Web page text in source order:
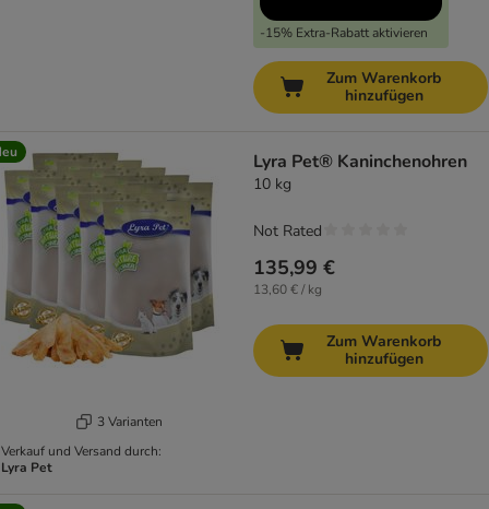
-15% Extra-Rabatt aktivieren
Zum Warenkorb
hinzufügen
3 Varianten
Verkauf und Versand durch:
Lyra Pet
Lyra Pet® Kaninchenohren
10 kg
135,99 €
13,60 € / kg
Not Rated
Zum Warenkorb
hinzufügen